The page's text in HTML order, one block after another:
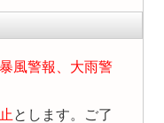
暴風警報、大雨警
とします。ご了